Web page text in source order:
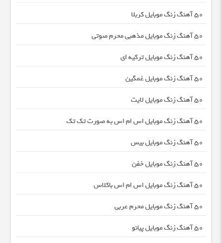
50 آهنگ زنگ موبایل کربلا
50 آهنگ زنگ موبایل مذهبی محرم صوتی
50 آهنگ زنگ موبایل ترکیه ای
50 آهنگ زنگ موبایل غمگین
50 آهنگ زنگ موبایل لایت
50 آهنگ زنگ موبایل اس ام اس به صورت تک تک
50 آهنگ زنگ موبایل بیس
50 آهنگ زنگ موبایل خفن
50 آهنگ زنگ موبایل اس ام اس باکلاس
50 آهنگ زنگ موبایل محرم عربی
50 آهنگ زنگ موبایل پیانو